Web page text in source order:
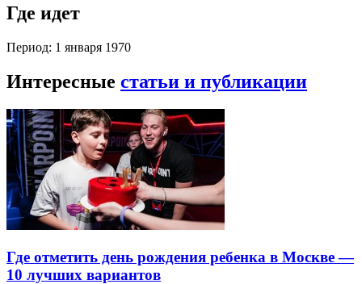
Где идет
Период: 1 января 1970
Интересные статьи и публикации
Где отметить день рождения ребенка в Москве —
10 лучших вариантов